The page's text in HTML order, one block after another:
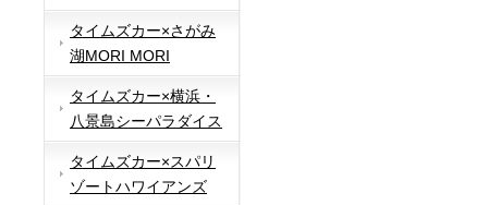
タイムズカー×さがみ
湖MORI MORI
タイムズカー×横浜・
八景島シーパラダイス
タイムズカー×スパリ
ゾートハワイアンズ